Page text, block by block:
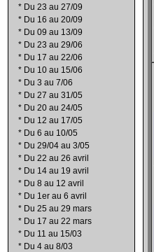
* Du 23 au 27/09
* Du 16 au 20/09
* Du 09 au 13/09
* Du 23 au 29/06
* Du 17 au 22/06
* Du 10 au 15/06
* Du 3 au 7/06
* Du 27 au 31/05
* Du 20 au 24/05
* Du 12 au 17/05
* Du 6 au 10/05
* Du 29/04 au 3/05
* Du 22 au 26 avril
* Du 14 au 19 avril
* Du 8 au 12 avril
* Du 1er au 6 avril
* Du 25 au 29 mars
* Du 17 au 22 mars
* Du 11 au 15/03
* Du 4 au 8/03